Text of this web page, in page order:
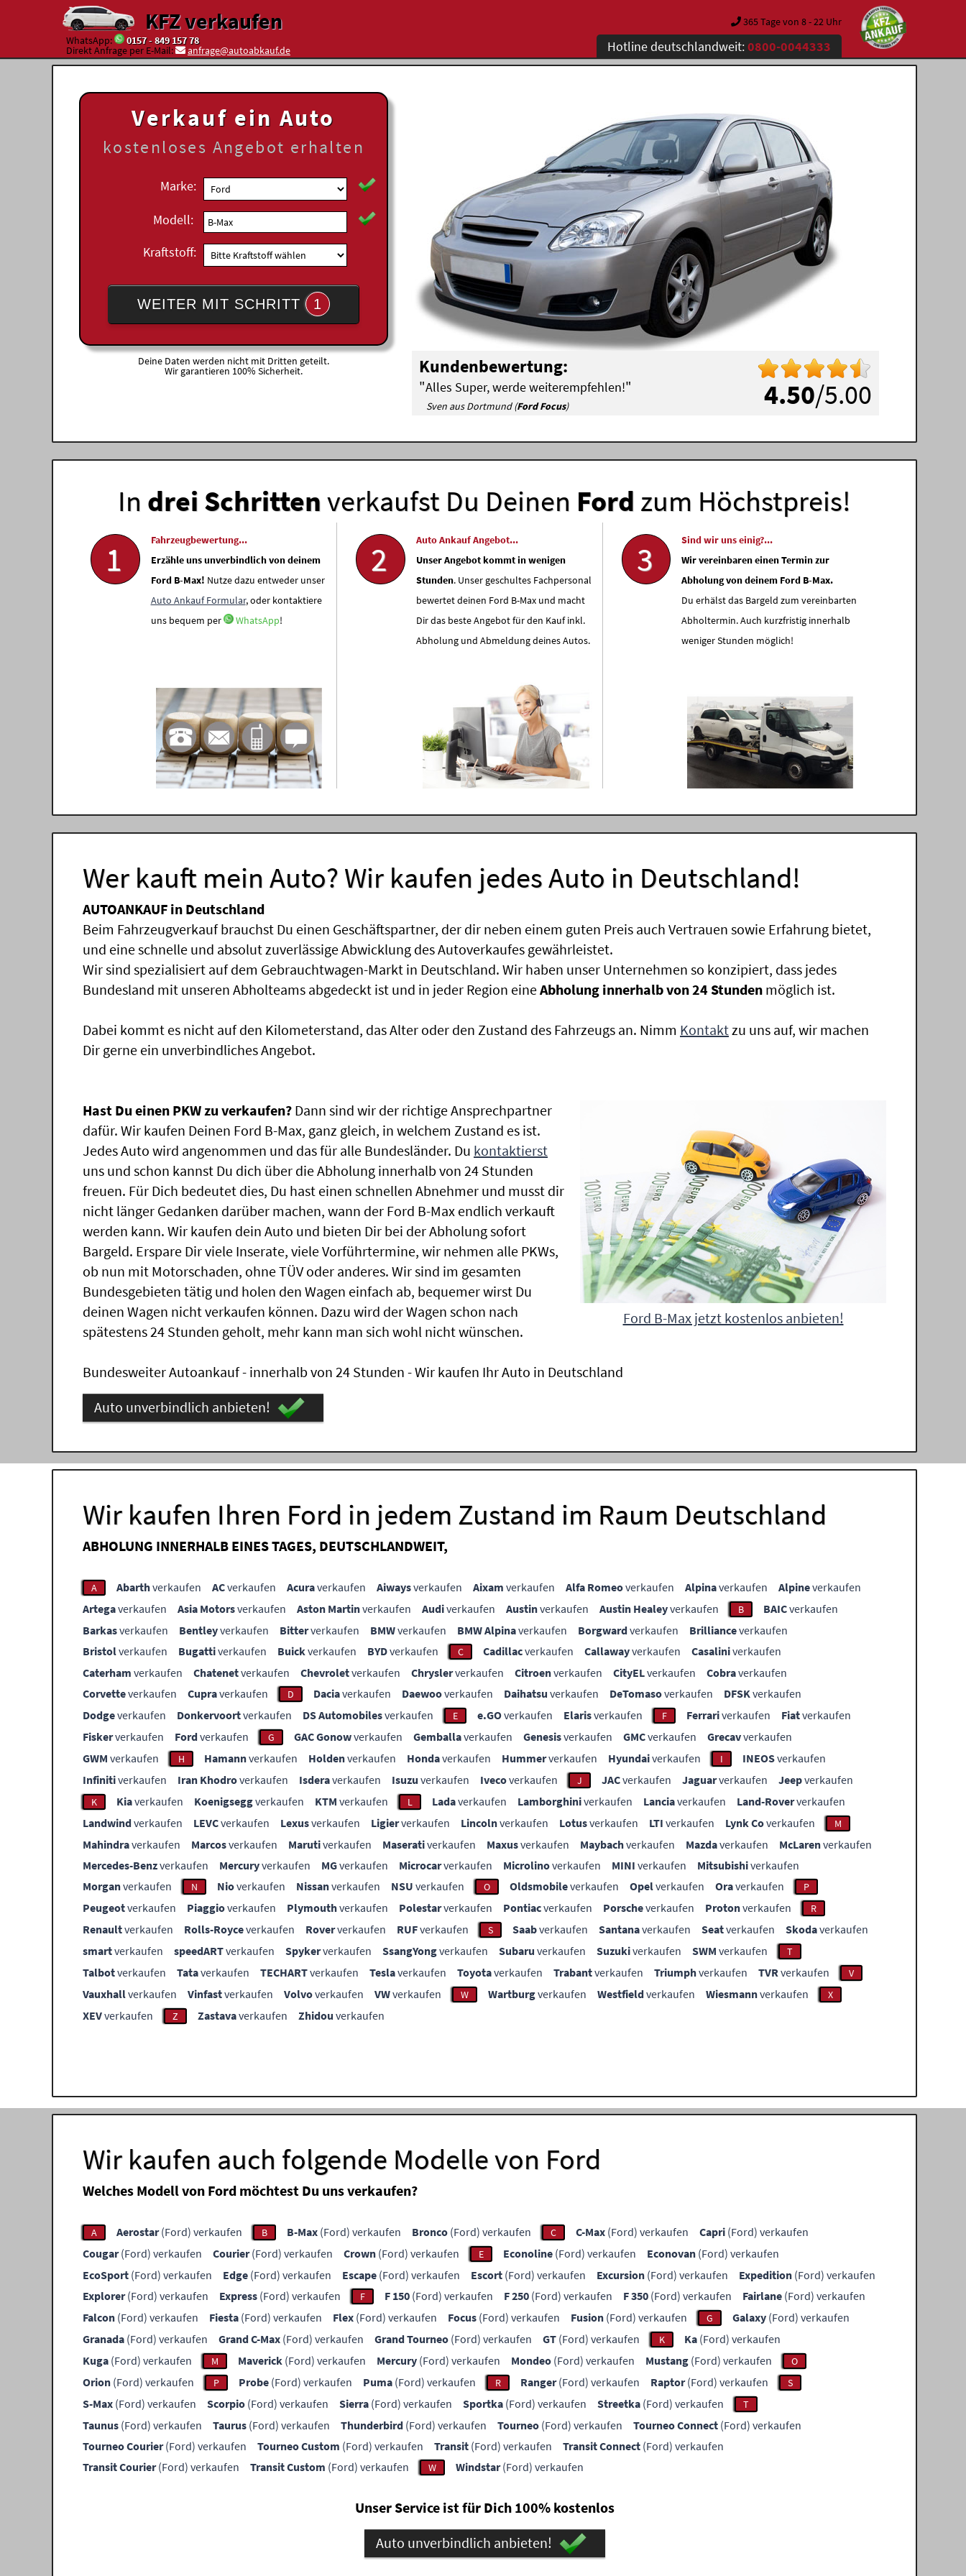
KFZ verkaufen
WhatsApp: 0157 - 849 157 78
Direkt Anfrage per E-Mail: anfrage@autoabkauf.de
365 Tage von 8 - 22 Uhr
Hotline deutschlandweit:0800-0044333
Verkauf ein Auto
kostenloses Angebot erhalten
Marke:
Modell:
Kraftstoff:
WEITER MIT SCHRITT 1
Deine Daten werden nicht mit Dritten geteilt.
Wir garantieren 100% Sicherheit.
4.50/5.00
Kundenbewertung:
"Alles Super, werde weiterempfehlen!"
Sven aus Dortmund (Ford Focus)
In drei Schrittenverkaufst Du Deinen Ford zum Höchstpreis!
1
Fahrzeugbewertung...
Erzähle uns unverbindlich von deinem
Ford B-Max! Nutze dazu entweder unser
Auto Ankauf Formular, oder kontaktiere
uns bequem per
WhatsApp!
2
Auto Ankauf Angebot...
Unser Angebot kommt in wenigen
Stunden. Unser geschultes Fachpersonal
bewertet deinen Ford B-Max und macht
Dir das beste Angebot für den Kauf inkl.
Abholung und Abmeldung deines Autos.
3
Sind wir uns einig?...
Wir vereinbaren einen Termin zur
Abholung von deinem Ford B-Max.
Du erhälst das Bargeld zum vereinbarten
Abholtermin. Auch kurzfristig innerhalb
weniger Stunden möglich!
Wer kauft mein Auto? Wir kaufen jedes Auto in Deutschland!
AUTOANKAUF in Deutschland
Beim Fahrzeugverkauf brauchst Du einen Geschäftspartner, der dir neben einem guten Preis auch Vertrauen sowie Erfahrung bietet,
und eine schnelle und absolut zuverlässige Abwicklung des Autoverkaufes gewährleistet.
Wir sind spezialisiert auf dem Gebrauchtwagen-Markt in Deutschland. Wir haben unser Unternehmen so konzipiert, dass jedes
Bundesland mit unseren Abholteams abgedeckt ist und in jeder Region eineAbholung innerhalb von 24 Stunden möglich ist.
Dabei kommt es nicht auf den Kilometerstand, das Alter oder den Zustand des Fahrzeugs an. Nimm Kontaktzu uns auf, wir machen
Dir gerne ein unverbindliches Angebot.
Ford B-Max jetzt kostenlos anbieten!
Hast Du einen PKW zu verkaufen? Dann sind wir der richtige Ansprechpartner
dafür. Wir kaufen Deinen Ford B-Max, ganz gleich, in welchem Zustand es ist.
Jedes Auto wird angenommen und das für alle Bundesländer. Du kontaktierst
uns und schon kannst Du dich über die Abholung innerhalb von 24 Stunden
freuen. Für Dich bedeutet dies, Du hast einen schnellen Abnehmer und musst dir
nicht länger Gedanken darüber machen, wann der Ford B-Max endlich verkauft
werden kann. Wir kaufen dein Auto und bieten Dir bei der Abholung sofort
Bargeld. Erspare Dir viele Inserate, viele Vorführtermine, wir nehmen alle PKWs,
ob nun mit Motorschaden, ohne TÜV oder anderes. Wir sind im gesamten
Bundesgebieten tätig und holen den Wagen einfach ab, bequemer wirst Du
deinen Wagen nicht verkaufen können. Dazu wird der Wagen schon nach
spätestens 24 Stunden geholt, mehr kann man sich wohl nicht wünschen.
Bundesweiter Autoankauf - innerhalb von 24 Stunden - Wir kaufen Ihr Auto in Deutschland
Auto unverbindlich anbieten!
Wir kaufen Ihren Ford in jedem Zustand im Raum Deutschland
ABHOLUNG INNERHALB EINES TAGES, DEUTSCHLANDWEIT,
A Abarthverkaufen ACverkaufen Acuraverkaufen Aiwaysverkaufen Aixam verkaufen Alfa Romeoverkaufen Alpinaverkaufen Alpineverkaufen
Artegaverkaufen Asia Motorsverkaufen Aston Martinverkaufen Audiverkaufen Austinverkaufen Austin Healeyverkaufen B BAICverkaufen
Barkasverkaufen Bentleyverkaufen Bitterverkaufen BMWverkaufen BMW Alpinaverkaufen Borgwardverkaufen Brillianceverkaufen
Bristolverkaufen Bugattiverkaufen Buickverkaufen BYDverkaufen C Cadillacverkaufen Callawayverkaufen Casaliniverkaufen
Caterham verkaufen Chatenetverkaufen Chevroletverkaufen Chryslerverkaufen Citroenverkaufen CityELverkaufen Cobraverkaufen
Corvetteverkaufen Cupraverkaufen D Daciaverkaufen Daewooverkaufen Daihatsu verkaufen DeTomasoverkaufen DFSKverkaufen
Dodgeverkaufen Donkervoortverkaufen DS Automobilesverkaufen E e.GOverkaufen Elarisverkaufen F Ferrariverkaufen Fiatverkaufen
Fiskerverkaufen Fordverkaufen G GAC Gonowverkaufen Gemballaverkaufen Genesisverkaufen GMCverkaufen Grecavverkaufen
GWM verkaufen H Hamannverkaufen Holdenverkaufen Hondaverkaufen Hummerverkaufen Hyundaiverkaufen I INEOSverkaufen
Infinitiverkaufen Iran Khodroverkaufen Isderaverkaufen Isuzu verkaufen Ivecoverkaufen J JACverkaufen Jaguarverkaufen Jeepverkaufen
K Kiaverkaufen Koenigseggverkaufen KTM verkaufen L Ladaverkaufen Lamborghiniverkaufen Lanciaverkaufen Land-Roververkaufen
Landwindverkaufen LEVCverkaufen Lexusverkaufen Ligierverkaufen Lincolnverkaufen Lotusverkaufen LTI verkaufen Lynk Coverkaufen M
Mahindraverkaufen Marcosverkaufen Marutiverkaufen Maserativerkaufen Maxusverkaufen Maybachverkaufen Mazdaverkaufen McLarenverkaufen
Mercedes-Benzverkaufen Mercuryverkaufen MGverkaufen Microcarverkaufen Microlinoverkaufen MINI verkaufen Mitsubishiverkaufen
Morganverkaufen N Nioverkaufen Nissanverkaufen NSU verkaufen O Oldsmobileverkaufen Opelverkaufen Oraverkaufen P
Peugeotverkaufen Piaggioverkaufen Plymouthverkaufen Polestarverkaufen Pontiacverkaufen Porscheverkaufen Protonverkaufen R
Renaultverkaufen Rolls-Royceverkaufen Roververkaufen RUFverkaufen S Saabverkaufen Santanaverkaufen Seatverkaufen Skodaverkaufen
smartverkaufen speedARTverkaufen Spykerverkaufen SsangYongverkaufen Subaru verkaufen Suzukiverkaufen SWM verkaufen T
Talbotverkaufen Tataverkaufen TECHARTverkaufen Teslaverkaufen Toyotaverkaufen Trabantverkaufen Triumphverkaufen TVRverkaufen V
Vauxhallverkaufen Vinfastverkaufen Volvoverkaufen VWverkaufen W Wartburgverkaufen Westfieldverkaufen Wiesmannverkaufen X
XEVverkaufen Z Zastavaverkaufen Zhidou verkaufen
Wir kaufen auch folgende Modelle von Ford
Welches Modell von Ford möchtest Du uns verkaufen?
A Aerostar(Ford) verkaufen B B-Max (Ford) verkaufen Bronco (Ford) verkaufen C C-Max (Ford) verkaufen Capri (Ford) verkaufen
Cougar(Ford) verkaufen Courier(Ford) verkaufen Crown (Ford) verkaufen E Econoline (Ford) verkaufen Econovan (Ford) verkaufen
EcoSport (Ford) verkaufen Edge (Ford) verkaufen Escape (Ford) verkaufen Escort (Ford) verkaufen Excursion (Ford) verkaufen Expedition (Ford) verkaufen
Explorer(Ford) verkaufen Express (Ford) verkaufen F F 150 (Ford) verkaufen F 250 (Ford) verkaufen F 350 (Ford) verkaufen Fairlane (Ford) verkaufen
Falcon (Ford) verkaufen Fiesta (Ford) verkaufen Flex (Ford) verkaufen Focus (Ford) verkaufen Fusion (Ford) verkaufen G Galaxy (Ford) verkaufen
Granada (Ford) verkaufen Grand C-Max (Ford) verkaufen Grand Tourneo (Ford) verkaufen GT (Ford) verkaufen K Ka (Ford) verkaufen
Kuga (Ford) verkaufen M Maverick (Ford) verkaufen Mercury (Ford) verkaufen Mondeo (Ford) verkaufen Mustang (Ford) verkaufen O
Orion (Ford) verkaufen P Probe (Ford) verkaufen Puma (Ford) verkaufen R Ranger(Ford) verkaufen Raptor(Ford) verkaufen S
S-Max (Ford) verkaufen Scorpio (Ford) verkaufen Sierra (Ford) verkaufen Sportka (Ford) verkaufen Streetka (Ford) verkaufen T
Taunus (Ford) verkaufen Taurus (Ford) verkaufen Thunderbird (Ford) verkaufen Tourneo (Ford) verkaufen Tourneo Connect (Ford) verkaufen
Tourneo Courier(Ford) verkaufen Tourneo Custom (Ford) verkaufen Transit (Ford) verkaufen Transit Connect (Ford) verkaufen
Transit Courier(Ford) verkaufen Transit Custom (Ford) verkaufen W Windstar(Ford) verkaufen
Unser Service ist für Dich 100% kostenlos
Auto unverbindlich anbieten!